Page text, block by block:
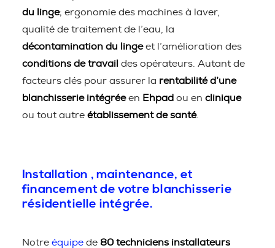
du linge; ergonomie des machines à laver,
qualité de traitement de l’eau, la
décontamination du lingeet l’amélioration des
conditions de travail des opérateurs. Autant de
facteurs clés pour assurer la rentabilité d’une
blanchisserie intégréeen Ehpad ou en clinique
ou tout autre établissement de santé.
Installation , maintenance, et
financement de votre blanchisserie
résidentielle intégrée.
Notre équipe de 80 techniciens installateurs